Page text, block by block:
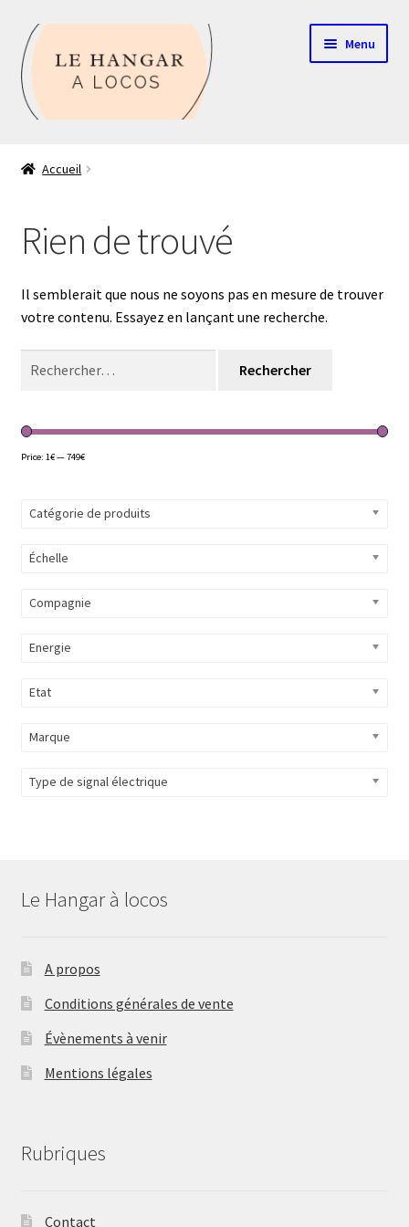
Aller
à
la
navigation
Aller
au
contenu
Menu
Mon compte
Echelle HO
Évènements à venir
Accueil
Rien de trouvé
Il semblerait que nous ne soyons pas en mesure de trouver
votre contenu. Essayez en lançant une recherche.
Price: 1€—749€
Catégorie de produits
Échelle
Compagnie
Energie
Etat
Marque
Type de signal électrique
Le Hangar à locos
A propos
Conditions générales de vente
Évènements à venir
Mentions légales
Rubriques
Contact